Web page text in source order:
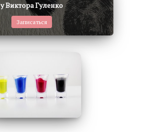
у Виктора Гуленко
Записаться